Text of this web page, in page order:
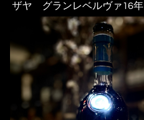
ザヤ グランレベルヴァ16年